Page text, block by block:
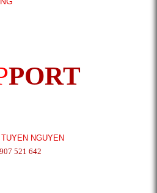
PORT
TUYEN NGUYEN
521 642